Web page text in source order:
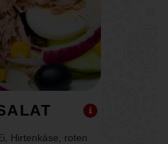
Hirtenkäse, roten